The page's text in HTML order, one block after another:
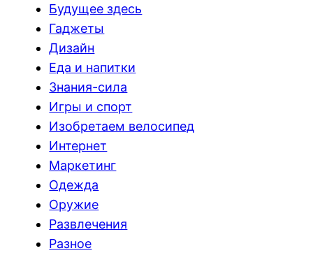
Будущее здесь
Гаджеты
Дизайн
Еда и напитки
Знания-сила
Игры и спорт
Изобретаем велосипед
Интернет
Маркетинг
Одежда
Оружие
Развлечения
Разное